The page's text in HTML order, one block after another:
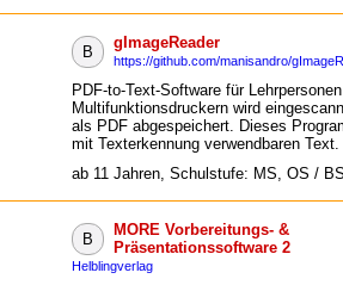
B
gImageReader
https://github.com/manisandro/
PDF-to-Text-Software für
Multifunktionsdruckern wird
als PDF abgespeichert. Dieses
mit Texterkennung verwendbaren Text.
ab 11 Jahren, Schulstufe: MS, OS /
B
MORE Vorbereitungs- &
Präsentationssoftware 2
Helblingverlag